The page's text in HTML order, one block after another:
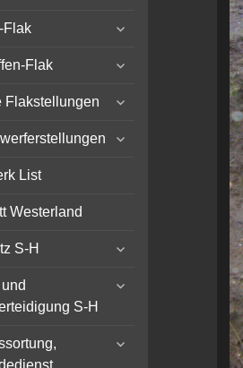
menu
Flak
expand
menu
Flak
expand
menu
Flakstellungen
expand
menu
expand
List
Westerland
S-H
expand
menu
S-H
expand
expand